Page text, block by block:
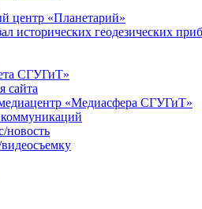
центр «Планетарий»
исторических геодезических
СГУГиТ»
сайта
«Медиасфера СГУГиТ»
новость